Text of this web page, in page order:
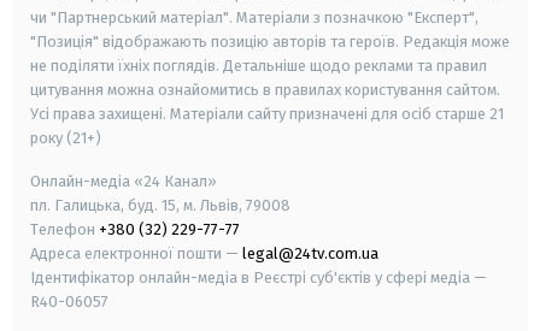
чи "Партнерський матеріал". Матеріали з позначкою "Експерт",
"Позиція" відображають позицію авторів та героїв. Редакція може
не поділяти їхніх поглядів. Детальніше щодо реклами та правил
цитування можна ознайомитись в правилах користування сайтом.
Усі права захищені. Матеріали сайту призначені для осіб старше 21
року (21+)
Онлайн-медіа «24 Канал»
пл. Галицька, буд. 15, м. Львів, 79008
Телефон +380 (32) 229-77-77
Адреса електронної пошти — legal@24tv.com.ua
Ідентифікатор онлайн-медіа в Реєстрі суб'єктів у сфері медіа —
R40-06057